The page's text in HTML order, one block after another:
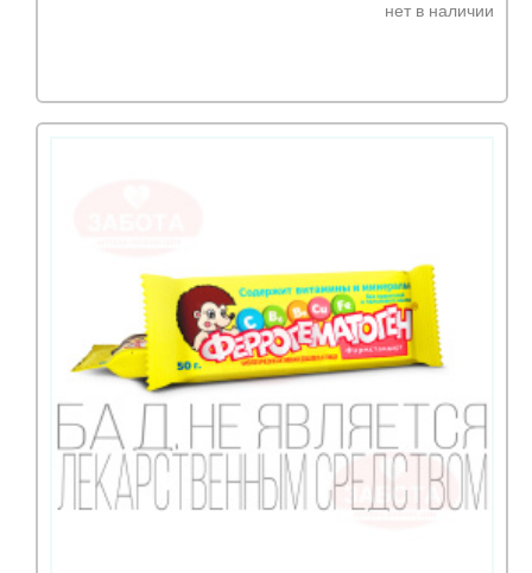
нет в наличии